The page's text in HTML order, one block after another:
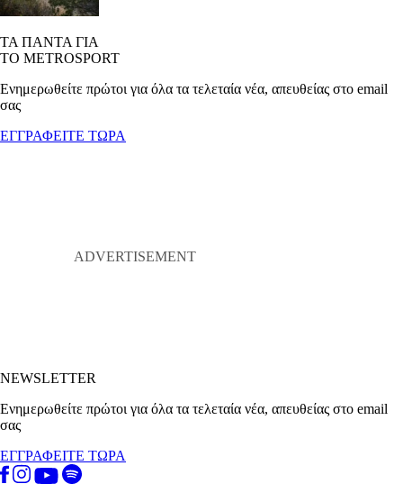
ΤΑ ΠΑΝΤΑ ΓΙΑ
ΤΟ METROSPORT
Ενημερωθείτε πρώτοι για όλα τα τελεταία νέα, απευθείας στο email
σας
ΕΓΓΡΑΦΕΙΤΕ ΤΩΡΑ
NEWSLETTER
Ενημερωθείτε πρώτοι για όλα τα τελεταία νέα, απευθείας στο email
σας
ΕΓΓΡΑΦΕΙΤΕ ΤΩΡΑ